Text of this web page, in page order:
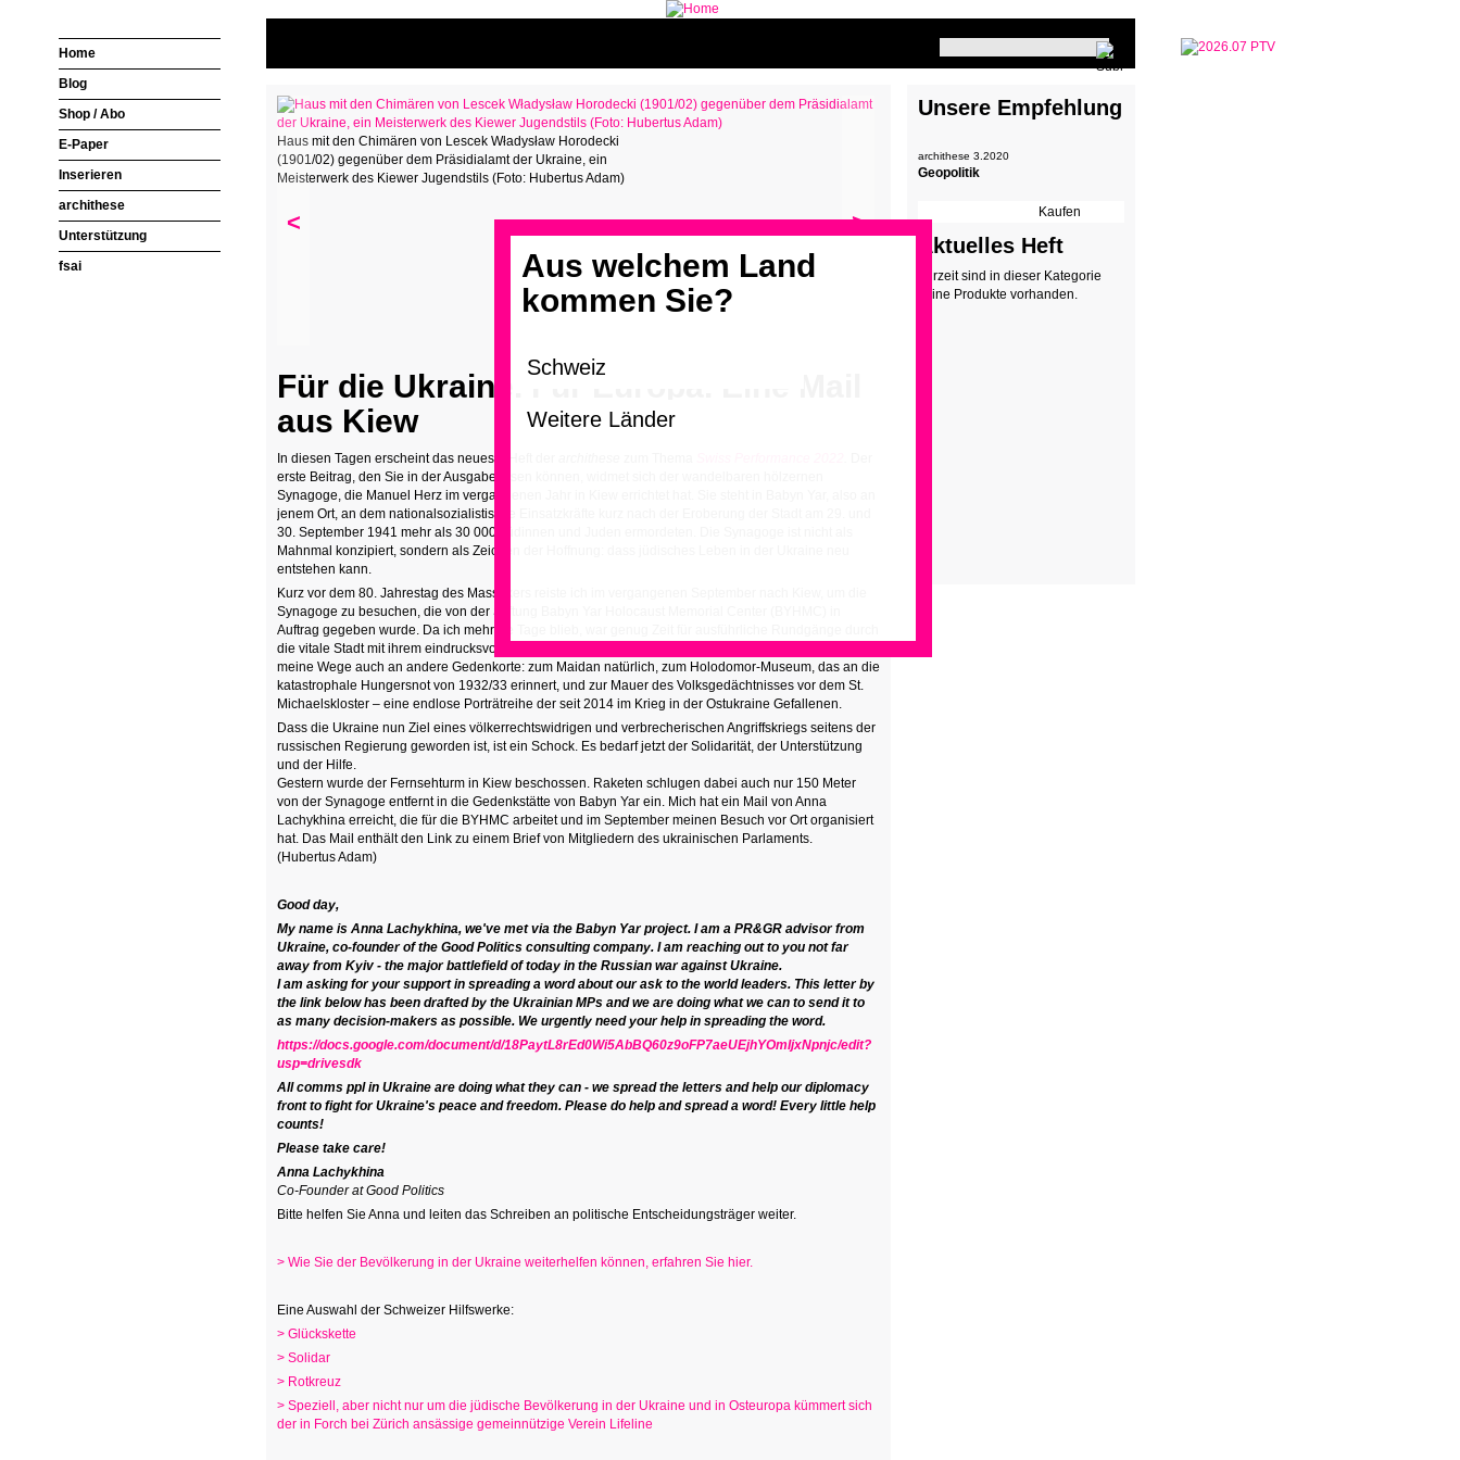
Aus welchem Land
kommen Sie?
Haus mit den Chimären von Lescek Władysław Horodecki
(1901/02) gegenüber dem Präsidialamt der Ukraine, ein
Meisterwerk des Kiewer Jugendstils (Foto: Hubertus Adam)
< >
Für die Ukraine. Für Europa. Eine Mail
aus Kiew
In diesen Tagen erscheint das neueste Heft der
erste Beitrag, den Sie in der Ausgabe lesen können, widmet sich der wandelbaren hölzernen
Synagoge, die Manuel Herz im vergangenen Jahr in Kiew errichtet hat. Sie steht in Babyn Yar, also an
jenem Ort, an dem nationalsozialistische Einsatzkräfte kurz nach der Eroberung der Stadt am 29. und
30. September 1941 mehr als 30 000 Jüdinnen und Juden ermordeten. Die Synagoge ist nicht als
Mahnmal konzipiert, sondern als Zeichen der Hoffnung: dass jüdisches Leben in der Ukraine neu
entstehen kann.
Kurz vor dem 80. Jahrestag des Massakers reiste ich im vergangenen September nach Kiew, um die
Synagoge zu besuchen, die von der Stiftung Babyn Yar Holocaust Memorial Center (BYHMC) in
Auftrag gegeben wurde. Da ich mehrere Tage blieb, war genug Zeit für ausführliche Rundgänge durch
die vitale Stadt mit ihrem eindrucksvollen kulturellen Erbe. Abgesehen von Babyn Yar führten mich
meine Wege auch an andere Gedenkorte: zum Maidan natürlich, zum Holodomor-Museum, das an die
katastrophale Hungersnot von 1932/33 erinnert, und zur Mauer des Volksgedächtnisses vor dem St.
Michaelskloster – eine endlose Porträtreihe der seit 2014 im Krieg in der Ostukraine Gefallenen.
Dass die Ukraine nun Ziel eines völkerrechtswidrigen und verbrecherischen Angriffskriegs seitens der
russischen Regierung geworden ist, ist ein Schock. Es bedarf jetzt der Solidarität, der Unterstützung
und der Hilfe.
Gestern wurde der Fernsehturm in Kiew beschossen. Raketen schlugen dabei auch nur 150 Meter
von der Synagoge entfernt in die Gedenkstätte von Babyn Yar ein. Mich hat ein Mail von Anna
Lachykhina erreicht, die für die BYHMC arbeitet und im September meinen Besuch vor Ort organisiert
hat. Das Mail enthält den Link zu einem Brief von Mitgliedern des ukrainischen Parlaments.
(Hubertus Adam)
Good day,
My name is Anna Lachykhina, we've met via the Babyn Yar project. I am a PR&GR advisor from
Ukraine, co-founder of the Good Politics consulting company. I am reaching out to you not far
away from Kyiv - the major battlefield of today in the Russian war against Ukraine.
I am asking for your support in spreading a word about our ask to the world leaders. This letter by
the link below has been drafted by the Ukrainian MPs and we are doing what we can to send it to
as many decision-makers as possible. We urgently need your help in spreading the word.
https://docs.google.com/document/d/18PaytL8rEd0Wi5AbBQ60z9oFP7aeUEjhYOmIjxNpnjc/edit?
usp=drivesdk
All comms ppl in Ukraine are doing what they can - we spread the letters and help our diplomacy
front to fight for Ukraine's peace and freedom. Please do help and spread a word! Every little help
counts!
Please take care!
Anna Lachykhina
Co-Founder at Good Politics
Bitte helfen Sie Anna und leiten das Schreiben an politische Entscheidungsträger weiter.
> Wie Sie der Bevölkerung in der Ukraine weiterhelfen können, erfahren Sie hier.
Eine Auswahl der Schweizer Hilfswerke:
> Glückskette
> Solidar
> Rotkreuz
> Speziell, aber nicht nur um die jüdische Bevölkerung in der Ukraine und in Osteuropa kümmert sich
der in Forch bei Zürich ansässige gemeinnützige Verein Lifeline
Unsere Empfehlung
archithese 3.2020
Geopolitik
Aktuelles Heft
Zurzeit sind in dieser Kategorie
keine Produkte vorhanden.
Home
Blog
Shop / Abo
E-Paper
Inserieren
archithese
Unterstützung
fsai